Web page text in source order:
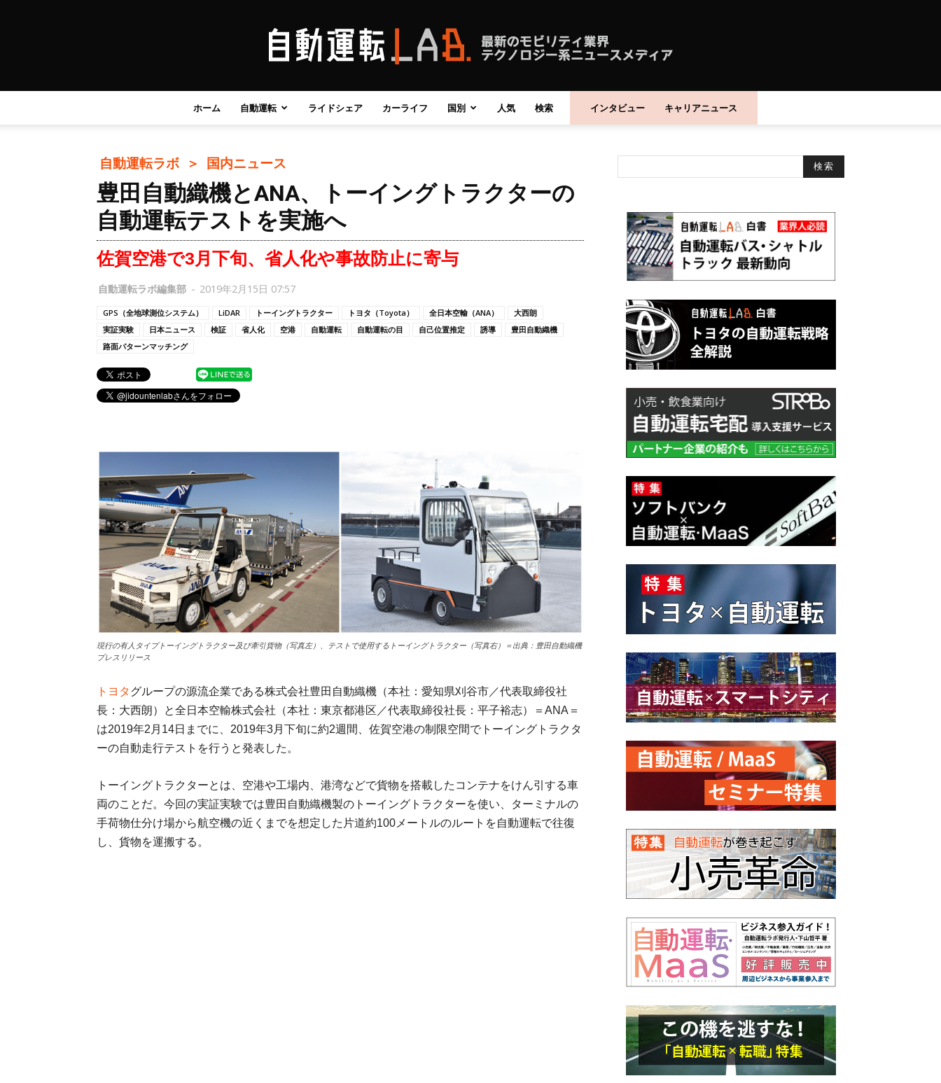
自
動
ボ
ホーム 自動運転 ライドシェア カーライフ 国別 人気 検索 インタビュー キャリアニュース
自動運転ラボ ＞ 国内ニュース
豊田自動織機とANA、トーイングトラクターの
自動運転テストを実施へ
佐賀空港で3月下旬、省人化や事故防止に寄与
自動運転ラボ編集部 - 2019年2月15日 07:57
GPS（全地球測位システム） LiDAR トーイングトラクター トヨタ（Toyota） 全日本空輸（ANA）
大西朗
実証実験
日本ニュース 検証 省人化 空港 自動運転 自動運転の目 自己位置推定 誘導
豊田自動織機
路面パターンマッチング
現行の有人タイプトーイングトラクター及び牽引貨物（写真左）、テストで使用するトーイングトラクター（写真右）＝出典：豊田自動織機
プレスリリース
トヨタグループの源流企業である株式会社豊田自動織機（本社：愛知県刈谷市／代表取締役社
長：大西朗）と全日本空輸株式会社（本社：東京都港区／代表取締役社長：平子裕志）＝ANA＝
は2019年2月14日までに、2019年3月下旬に約2週間、佐賀空港の制限空間でトーイングトラクタ
ーの自動走行テストを行うと発表した。
トーイングトラクターとは、空港や工場内、港湾などで貨物を搭載したコンテナをけん引する車
両のことだ。今回の実証実験では豊田自動織機製のトーイングトラクターを使い、ターミナルの
手荷物仕分け場から航空機の近くまでを想定した片道約100メートルのルートを自動運転で往復
し、貨物を運搬する。